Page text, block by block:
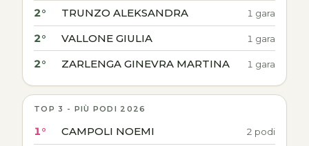
2° TRUNZO ALEKSANDRA 1 gara
2° VALLONE GIULIA 1 gara
2° ZARLENGA GINEVRA MARTINA 1 gara
TOP 3 - PIÙ PODI 2026
1° CAMPOLI NOEMI 2 podi